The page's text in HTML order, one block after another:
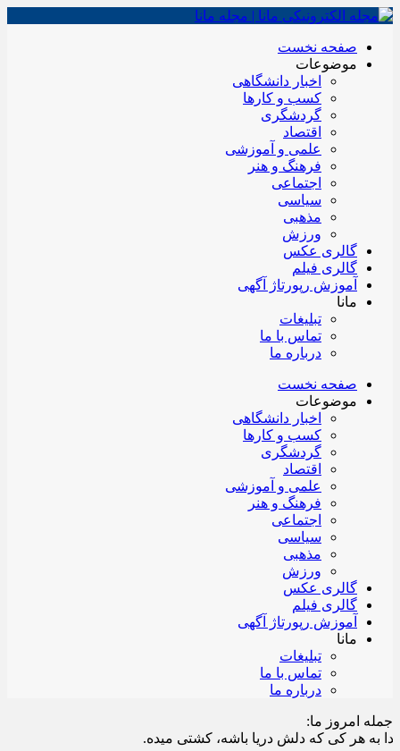
صفحه نخست
موضوعات
اخبار دانشگاهی
کسب و کارها
گردشگری
اقتصاد
علمی و آموزشی
فرهنگ و هنر
اجتماعی
سیاسی
مذهبی
ورزش
گالری عکس
گالری فیلم
آموزش رپورتاژ آگهی
مانا
تبلیغات
تماس با ما
درباره ما
صفحه نخست
موضوعات
اخبار دانشگاهی
کسب و کارها
گردشگری
اقتصاد
علمی و آموزشی
فرهنگ و هنر
اجتماعی
سیاسی
مذهبی
ورزش
گالری عکس
گالری فیلم
آموزش رپورتاژ آگهی
مانا
تبلیغات
تماس با ما
درباره ما
جمله امروز ما:
هر کی که دلش دریا باشه، کشتی میده.